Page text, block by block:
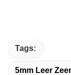
Tags:
5mm Leer